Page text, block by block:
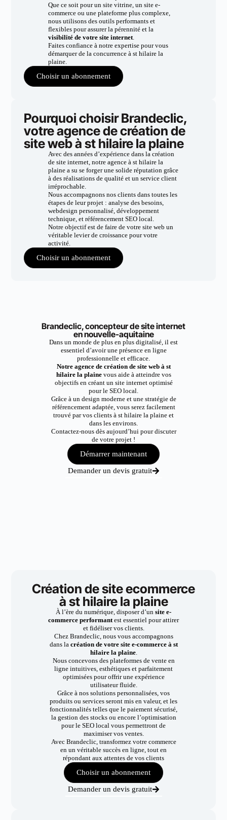
Que ce soit pour un site vitrine, un site e-
commerce ou une plateforme plus complexe,
nous utilisons des outils performants et
flexibles pour assurer la pérennité et la
visibilité de votre site internet.
Faites confiance à notre expertise pour vous
démarquer de la concurrence à st hilaire la
plaine.
Choisir un abonnement
Pourquoi choisir Brandeclic,
votre agence de création de
site web à st hilaire la plaine
Avec des années d’expérience dans la création
de site internet, notre agence à st hilaire la
plaine a su se forger une solide réputation grâce
à des réalisations de qualité et un service client
irréprochable.
Nous accompagnons nos clients dans toutes les
étapes de leur projet : analyse des besoins,
webdesign personnalisé, développement
technique, et référencement SEO local.
Notre objectif est de faire de votre site web un
véritable levier de croissance pour votre
activité.
Choisir un abonnement
Brandeclic, concepteur de site internet
en nouvelle-aquitaine
Dans un monde de plus en plus digitalisé, il est
essentiel d’avoir une présence en ligne
professionnelle et efficace.
Notre agence de création de site web à st
hilaire la plainevous aide à atteindre vos
objectifs en créant un site internet optimisé
pour le SEO local.
Grâce à un design moderne et une stratégie de
référencement adaptée, vous serez facilement
trouvé par vos clients à st hilaire la plaine et
dans les environs.
Contactez-nous dès aujourd’hui pour discuter
de votre projet !
Démarrer maintenant
Demander un devis gratuit
Création de site ecommerce
à st hilaire la plaine
À l’ère du numérique, disposer d’un site e-
commerce performantest essentiel pour attirer
et fidéliser vos clients.
Chez Brandeclic, nous vous accompagnons
dans la création de votre site e-commerce à st
hilaire la plaine.
Nous concevons des plateformes de vente en
ligne intuitives, esthétiques et parfaitement
optimisées pour offrir une expérience
utilisateur fluide.
Grâce à nos solutions personnalisées, vos
produits ou services seront mis en valeur, et les
fonctionnalités telles que le paiement sécurisé,
la gestion des stocks ou encore l’optimisation
pour le SEO local vous permettront de
maximiser vos ventes.
Avec Brandeclic, transformez votre commerce
en un véritable succès en ligne, tout en
répondant aux attentes de vos clients
Choisir un abonnement
Demander un devis gratuit